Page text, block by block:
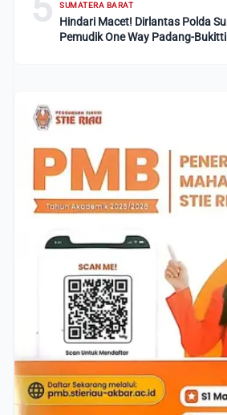
SUMATERA BARAT
Hindari Macet! Dirlantas Polda
Pemudik One Way Padang-